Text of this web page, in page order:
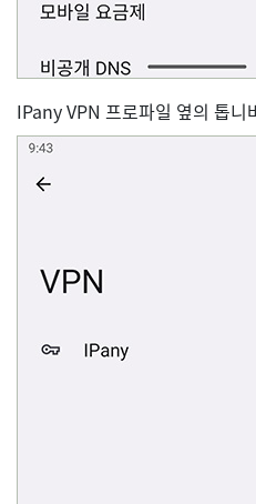
IPany VPN 프로파일 옆의 톱니